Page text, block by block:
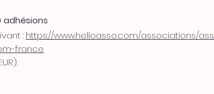
adhésions
: https://www.helloasso.com/associations/
france